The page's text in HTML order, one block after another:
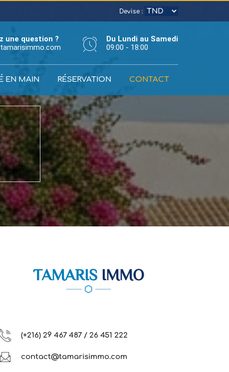
Devise :
une question ?
Du Lundi au Samedi
09:00 - 18:00
EN MAIN RÉSERVATION CONTACT
TAMARISIMMO
(+216) 29 467 487 / 26 451 222
contact@tamarisimmo.com